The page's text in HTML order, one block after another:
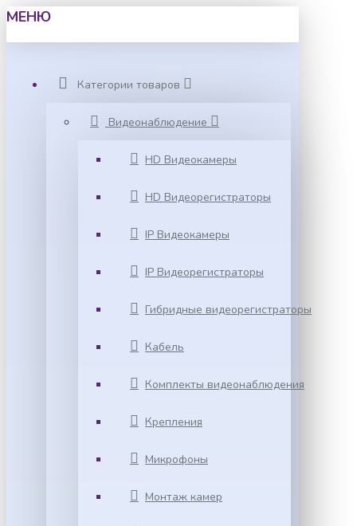
МЕНЮ
Категории товаров
Видеонаблюдение
HD Видеокамеры
HD Видеорегистраторы
IP Видеокамеры
IP Видеорегистраторы
Гибридные видеорегистраторы
Кабель
Комплекты видеонаблюдения
Крепления
Микрофоны
Монтаж камер